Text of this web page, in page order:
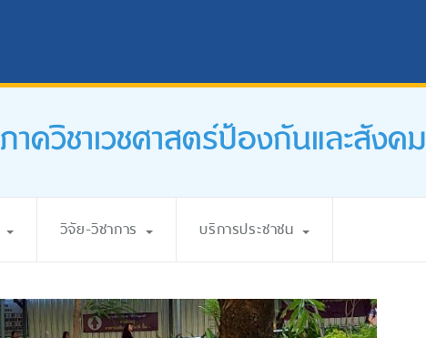
ภาควิชาเวชศาสตร์ป้องกันและสังคม
วิจัย-วิชาการ บริการประชาชน